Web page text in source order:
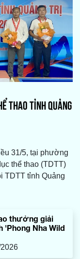
THAO TỈNH QUẢNG
31/5, tại phường
thể thao (TDTT)
TDTT tỉnh Quảng
thưởng giải
'Phong Nha Wild